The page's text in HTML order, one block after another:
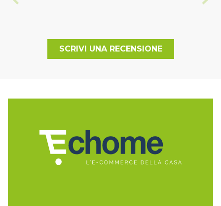
SCRIVI UNA RECENSIONE